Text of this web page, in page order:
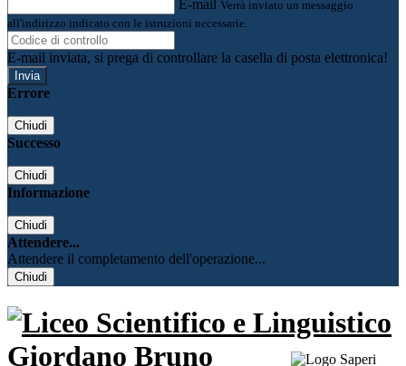
E-mail Verrà inviato un messaggio
all'indirizzo indicato con le istruzioni necessarie.
E-mail inviata, si prega di controllare la casella di posta elettronica!
Errore
Chiudi
Successo
Chiudi
Informazione
Chiudi
Attendere...
Attendere il completamento dell'operazione...
Chiudi